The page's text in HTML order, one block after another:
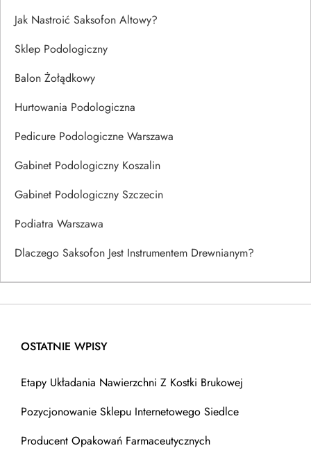
Jak Nastroić Saksofon Altowy?
Sklep Podologiczny
Balon Żołądkowy
Hurtowania Podologiczna
Pedicure Podologiczne Warszawa
Gabinet Podologiczny Koszalin
Gabinet Podologiczny Szczecin
Podiatra Warszawa
Dlaczego Saksofon Jest Instrumentem Drewnianym?
OSTATNIE WPISY
Etapy Układania Nawierzchni Z Kostki Brukowej
Pozycjonowanie Sklepu Internetowego Siedlce
Producent Opakowań Farmaceutycznych